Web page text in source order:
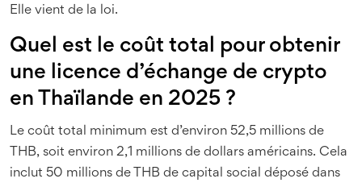
Elle vient de la loi.
Quel est le coût total pour obtenir
une licence d’échange de crypto
en Thaïlande en 2025 ?
Le coût total minimum est d’environ 52,5 millions de
THB, soit environ 2,1 millions de dollars américains. Cela
inclut 50 millions de THB de capital social déposé dans